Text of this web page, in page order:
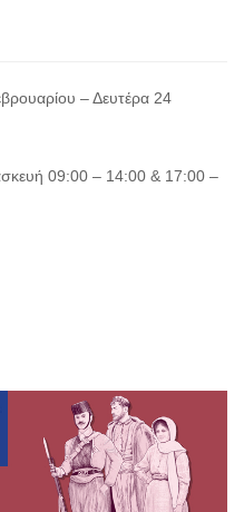
– Δευτέρα 24
09:00 – 14:00 & 17:00 –